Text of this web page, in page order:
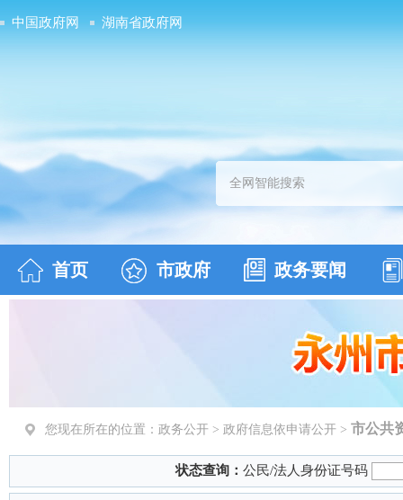
中国政府网 湖南省政府网
首页 市政府 政务要闻
您现在所在的位置： 政务公开 > 政府信息依申请公开 > 市公共
状态查询： 公民/法人身份证号码